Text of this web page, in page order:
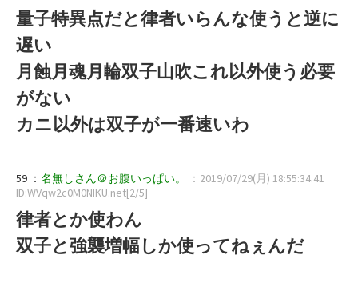
量子特異点だと律者いらんな使うと逆に
遅い
月蝕月魂月輪双子山吹これ以外使う必要
がない
カニ以外は双子が一番速いわ
59 ： 名無しさん＠お腹いっぱい。
：2019/07/29(月) 18:55:34.41
ID:WVqw2c0M0NIKU.net[2/5]
律者とか使わん
双子と強襲増幅しか使ってねぇんだ